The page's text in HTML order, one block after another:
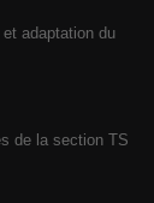
adaptation du
de la section TS